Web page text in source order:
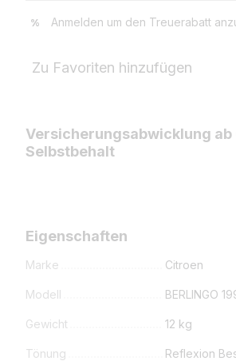
% Anmelden um den Treuerabatt
Zu Favoriten hinzufügen
Versicherungsabwicklung ab
Selbstbehalt
Eigenschaften
Marke Citroen
Modell BERLINGO
Gewicht 12 kg
Tönung Reflexion